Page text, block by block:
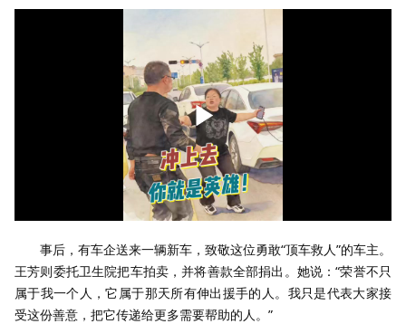
事后，有车企送来一辆新车，致敬这位勇敢“顶车救人”的车主。
王芳则委托卫生院把车拍卖，并将善款全部捐出。她说：“荣誉不只
属于我一个人，它属于那天所有伸出援手的人。我只是代表大家接
受这份善意，把它传递给更多需要帮助的人。”